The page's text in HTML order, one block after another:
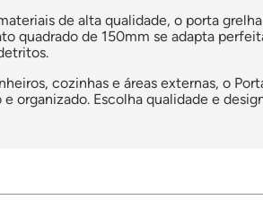
de alta qualidade, o porta
quadrado de 150mm se adapta
cozinhas e áreas externas, o
organizado. Escolha qualidade e